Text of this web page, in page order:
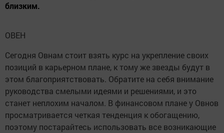
близким.
ОВЕН
Сегодня Овнам стоит взять курс на укрепление своих
позиций в карьерном плане, к тому же звезды будут в
этом благоприятствовать. Обратите на себя внимание
руководства смелыми идеями и решениями, и это
станет неплохим началом. В финансовом плане у Овнов
просматривается четкая тенденция к обогащению,
поэтому постарайтесь использовать все возникающие